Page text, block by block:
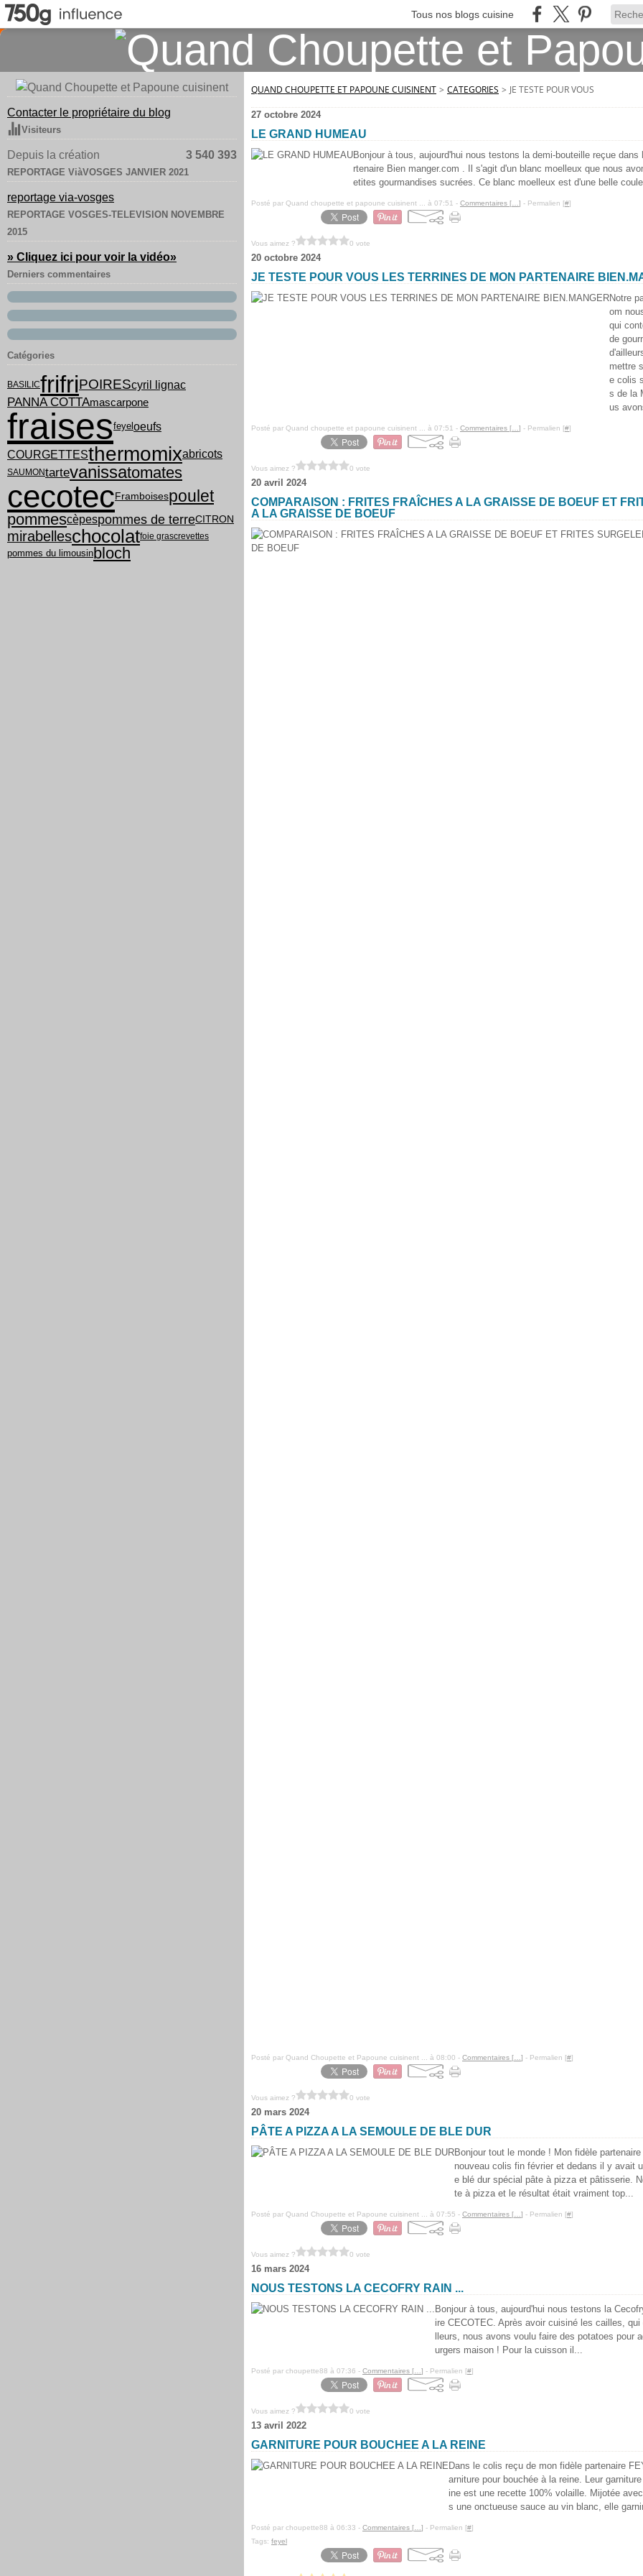
Tous nos blogs cuisine
Contacter le propriétaire du blog
Visiteurs
Depuis la création 3 540 393
REPORTAGE ViàVOSGES JANVIER 2021
reportage via-vosges
REPORTAGE VOSGES-TELEVISION NOVEMBRE
2015
» Cliquez ici pour voir la vidéo»
Derniers commentaires
Catégories
BASILICfrifriPOIREScyril lignac
PANNA COTTAmascarpone
fraisesfeyel oeufs
COURGETTESthermomixabricots
SAUMONtartevanissatomates
cecotec Framboisespoulet
pommescèpespommes de terreCITRON
mirabelleschocolatfoie grascrevettes
pommes du limousinbloch
QUAND CHOUPETTE ET PAPOUNE CUISINENT > CATEGORIES > JE TESTE POUR VOUS
27 octobre 2024
LE GRAND HUMEAU
Bonjour à tous, aujourd'hui nous testons la demi-bouteille reçue
rtenaire Bien manger.com . Il s'agit d'un blanc moelleux que nous
etites gourmandises sucrées. Ce blanc moelleux est d'une belle
Posté par Quand choupette et papoune cuisinent ... à 07:51 - Commentaires [ ] - Permalien [#]
Vous aimez ? 0 vote
20 octobre 2024
JE TESTE POUR VOUS LES TERRINES DE MON PARTENAIRE
Notre
om
qui
de
mettre
e colis
s de la
us
Posté par Quand choupette et papoune cuisinent ... à 07:51 - Commentaires [ ] - Permalien [#]
Vous aimez ? 0 vote
20 avril 2024
COMPARAISON : FRITES FRAÎCHES A LA GRAISSE DE BOEUF ET
A LA GRAISSE DE BOEUF
Posté par Quand Choupette et Papoune cuisinent ... à 08:00 - Commentaires [ ] - Permalien [#]
Vous aimez ? 0 vote
20 mars 2024
PÂTE A PIZZA A LA SEMOULE DE BLE DUR
Bonjour tout le monde ! Mon fidèle
nouveau colis fin février et dedans il y avait
e blé dur spécial pâte à pizza et pâtisserie.
te à pizza et le résultat était vraiment top...
Posté par Quand Choupette et Papoune cuisinent ... à 07:55 - Commentaires [ ] - Permalien [#]
Vous aimez ? 0 vote
16 mars 2024
NOUS TESTONS LA CECOFRY RAIN ...
Bonjour à tous, aujourd'hui nous testons la
ire CECOTEC. Après avoir cuisiné les cailles,
lleurs, nous avons voulu faire des potatoes pour
urgers maison ! Pour la cuisson il...
Posté par choupette88 à 07:36 - Commentaires [ ] - Permalien [#]
Vous aimez ? 0 vote
13 avril 2022
GARNITURE POUR BOUCHEE A LA REINE
Dans le colis reçu de mon fidèle partenaire
arniture pour bouchée à la reine. Leur
ine est une recette 100% volaille. Mijotée
s une onctueuse sauce au vin blanc, elle
Posté par choupette88 à 06:33 - Commentaires [ ] - Permalien [#]
Tags: feyel